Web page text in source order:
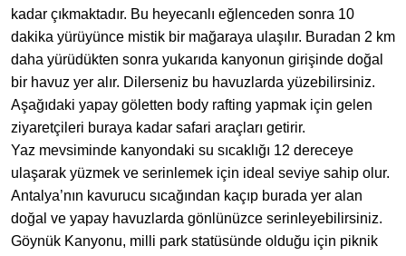
kadar çıkmaktadır. Bu heyecanlı eğlenceden sonra 10
dakika yürüyünce mistik bir mağaraya ulaşılır. Buradan 2 km
daha yürüdükten sonra yukarıda kanyonun girişinde doğal
bir havuz yer alır. Dilerseniz bu havuzlarda yüzebilirsiniz.
Aşağıdaki yapay göletten body rafting yapmak için gelen
ziyaretçileri buraya kadar safari araçları getirir.
Yaz mevsiminde kanyondaki su sıcaklığı 12 dereceye
ulaşarak yüzmek ve serinlemek için ideal seviye sahip olur.
Antalya’nın kavurucu sıcağından kaçıp burada yer alan
doğal ve yapay havuzlarda gönlünüzce serinleyebilirsiniz.
Göynük Kanyonu, milli park statüsünde olduğu için piknik